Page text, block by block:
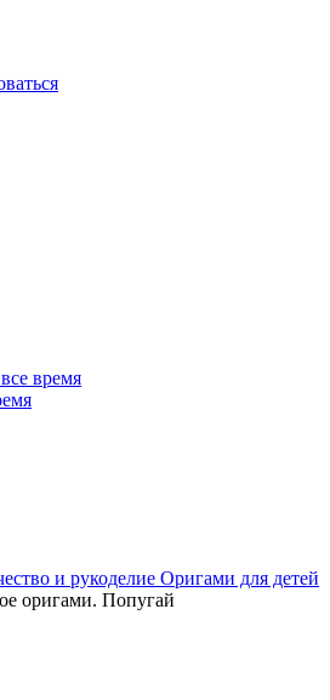
время
и рукоделие Оригами для детей
оригами. Попугай